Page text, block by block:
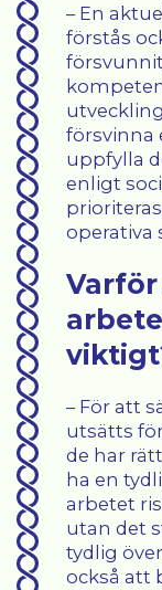
– En
förstås
försvinna
uppfylla
enligt
operativa
– För att
utsätts
de har
ha en
arbetet
utan det
tydlig
också att